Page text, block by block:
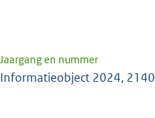
Jaargang en nummer
Informatieobject 2024, 2140